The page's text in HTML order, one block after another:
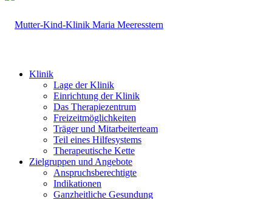
Klinik
Lage der Klinik
Einrichtung der Klinik
Das Therapiezentrum
Freizeitmöglichkeiten
Träger und Mitarbeiterteam
Teil eines Hilfesystems
Therapeutische Kette
Zielgruppen und Angebote
Anspruchsberechtigte
Indikationen
Ganzheitliche Gesundung